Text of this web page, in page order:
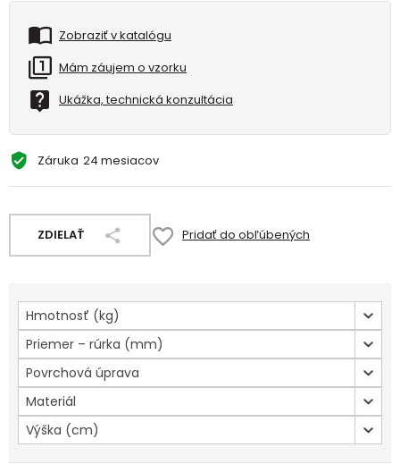
Zobraziť v katalógu
Mám záujem o vzorku
Ukážka, technická konzultácia
Záruka 24 mesiacov
ZDIELAŤ Pridať do obľúbených
Hmotnosť (kg)
Priemer – rúrka (mm)
Povrchová úprava
Materiál
Výška (cm)